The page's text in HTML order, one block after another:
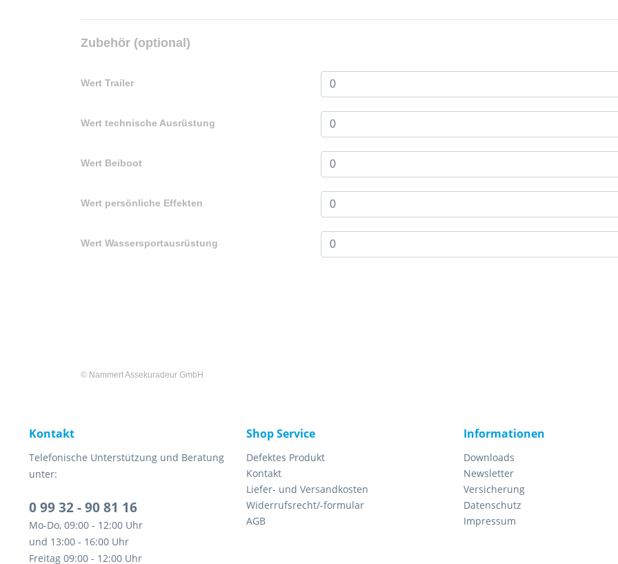
Zubehör (optional)
Wert Trailer
Wert technische Ausrüstung
Wert Beiboot
Wert persönliche Effekten
Wert Wassersportausrüstung
© Nammert Assekuradeur GmbH
Kontakt
Telefonische Unterstützung und Beratung
unter:
0 99 32 - 90 81 16
Mo-Do, 09:00 - 12:00 Uhr
und 13:00 - 16:00 Uhr
Freitag 09:00 - 12:00 Uhr
Shop Service
Defektes Produkt
Kontakt
Liefer- und Versandkosten
Widerrufsrecht/-formular
AGB
Informationen
Downloads
Newsletter
Versicherung
Datenschutz
Impressum